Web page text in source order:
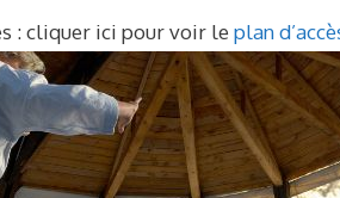
: cliquer ici pour voir le plan